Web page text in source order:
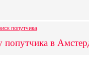
попутчика
в